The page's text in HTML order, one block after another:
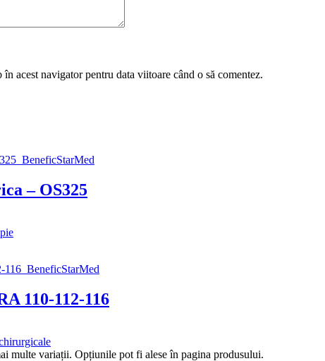
acest navigator pentru data viitoare când o să comentez.
– OS325
110-112-116
multe variații. Opțiunile pot fi alese în pagina produsului.